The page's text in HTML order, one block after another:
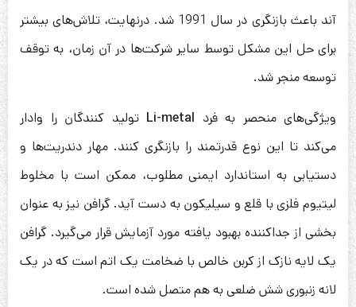
آند باعث بازنگری در سال 1991 شد. درنهایت، تلاش‌های بیشتر
برای حل این مشکل توسط سایر شرکت‌ها در آن زمان، به توقف
توسعه منجر شد.
ویژگی‌های منحصر به فرد Li-metal تولید کنندگان را وادار
می‌کند تا این نوع قدرتمند را بازنگری کنند. مهار دندریت‌ها و
دستیابی به استاندارد ایمنی مطلوب، ممکن است با مخلوط
لیتیوم فلزی با قلع و سیلیکون به دست آید. گرافن نیز به عنوان
بخشی از جداکننده بهبود یافته مورد آزمایش قرار می‌گیرد. گرافن
یک لایه نازک از کربن خالص با ضخامت یک اتم است که در یک
لانه زنبوری شش ضلعی به هم متصل شده است.